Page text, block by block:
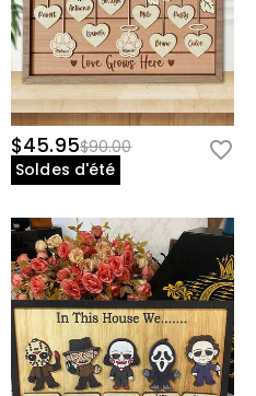
$45.95$90.00
Soldes d'été